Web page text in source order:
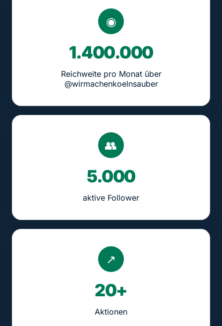
◉
1.400.000
Reichweite pro Monat über
@wirmachenkoelnsauber
👥
5.000
aktive Follower
↗
20+
Aktionen